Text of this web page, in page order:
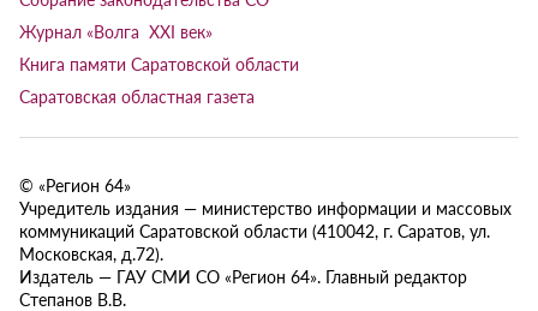
Журнал «Волга XXI век»
Книга памяти Саратовской области
Саратовская областная газета
© «Регион 64»
Учредитель издания — министерство информации и массовых
коммуникаций Саратовской области (410042, г. Саратов, ул.
Московская, д.72).
Издатель — ГАУ СМИ СО «Регион 64». Главный редактор
Степанов В.В.